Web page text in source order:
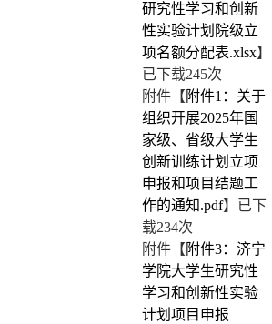
第 5 页
第 6 页
研究性学习和创新
性实验计划院级立
项名额分配表.xlsx】
已下载245次
附件【 附件1：关于
组织开展2025年国
家级、省级大学生
创新训练计划立项
申报和项目结题工
作的通知.pdf】已下
载234次
附件【 附件3：济宁
学院大学生研究性
学习和创新性实验
计划项目申报